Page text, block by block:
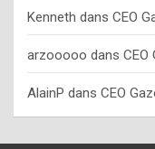
Kenneth dans CEO
arzooooo dans CEO
AlainP dans CEO